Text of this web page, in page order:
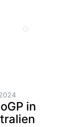
in